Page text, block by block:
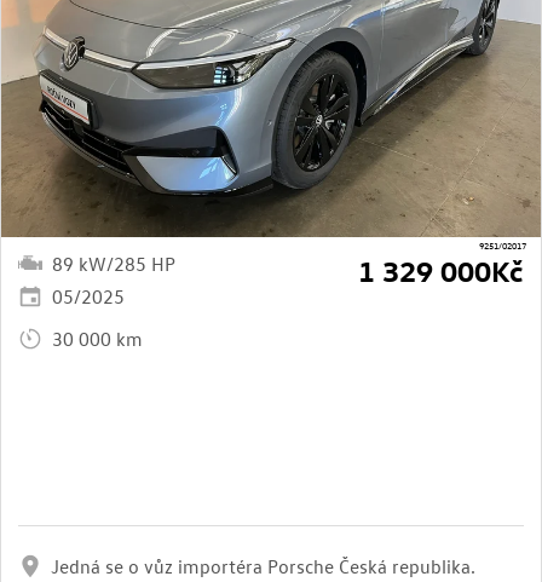
9251/02017
89 kW/285 HP
05/2025
30 000 km
1 329 000Kč
Jedná se o vůz importéra Porsche Česká republika.